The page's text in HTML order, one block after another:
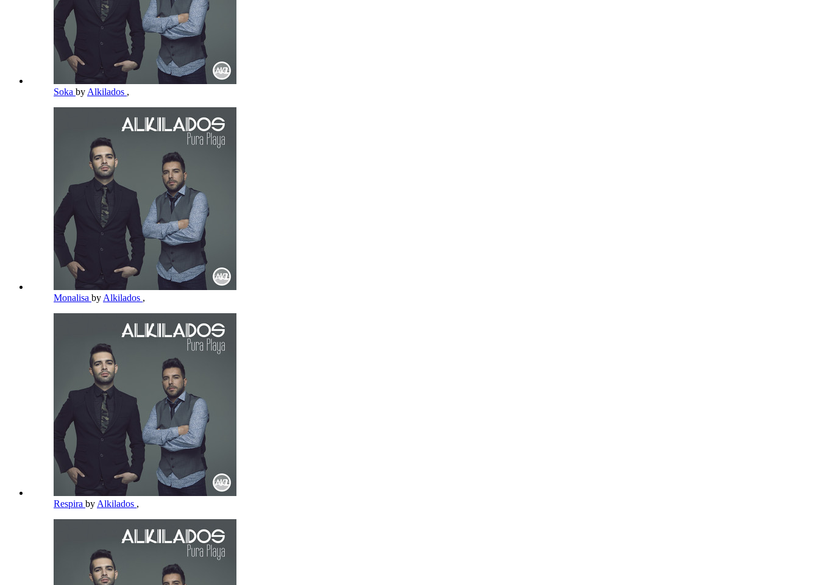
Soka by Alkilados ,
Monalisa by Alkilados ,
Respira by Alkilados ,